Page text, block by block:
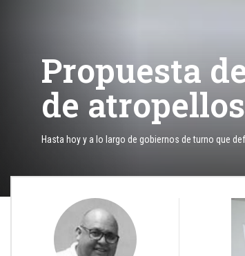
Propuesta
de
Hasta hoy y a lo largo de gobiernos de turno que